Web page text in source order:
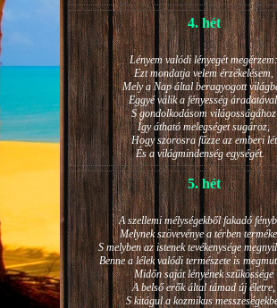
4. hét
Lényem valódi lényegét megérzem:
Ezt mondatja velem érzékelésem,
Mely a Nap által beragyogott
Eggyé válik a fényesség
S gondolkodásom világosságához
Így átható melegséget sugároz,
Hogy szorosra fűzze az emberi lét
És a világmindenség egységét.
5. hét
A szellemi mélységekből fakadó
Melynek szövevénye a térben
S melyben az istenek tevékenysége
Benne a lélek valódi természete is
Midőn saját lényének szűkössége
A belső erők által támad új életre,
S kitágul a kozmikus